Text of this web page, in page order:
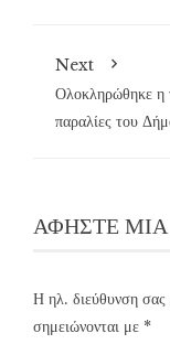
Next
Ολοκληρώθηκε η
παραλίες του
ΑΦΉΣΤΕ
Η ηλ. διεύθυνση σας
σημειώνονται με *